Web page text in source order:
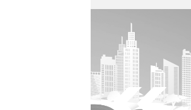
Previous